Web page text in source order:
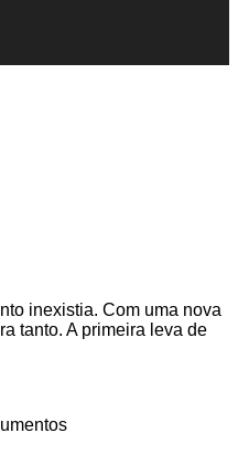
inexistia. Com uma nova
tanto. A primeira leva de